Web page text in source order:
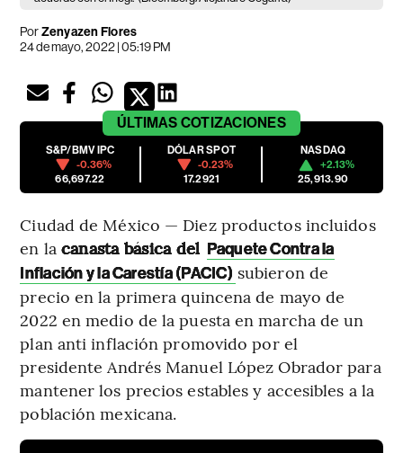
PorZenyazen Flores
24 de mayo, 2022 | 05:19 PM
ÚLTIMAS COTIZACIONES
S&P/BMV IPC
-0.36%
66,697.22
DÓLAR SPOT
-0.23%
17.2921
NASDAQ
+2.13%
25,913.90
Ciudad de México — Diez productos incluidos
en la canasta básica del Paquete Contra la
Inflación y la Carestía (PACIC) subieron de
precio en la primera quincena de mayo de
2022 en medio de la puesta en marcha de un
plan anti inflación promovido por el
presidente Andrés Manuel López Obrador para
mantener los precios estables y accesibles a la
población mexicana.